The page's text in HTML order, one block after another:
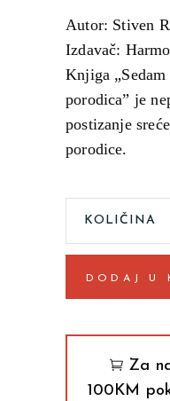
Autor: Stiven
Izdavač:
Knjiga
porodica” je
postizanje
porodice.
DODAJ U
Za
100KM